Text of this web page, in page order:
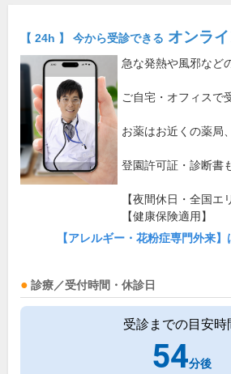
【 24h 】 今から受診できる オンラ
急な発熱や風邪など
ご自宅・オフィスで
お薬はお近くの薬局
登園許可証・診断書
【夜間休日・全国エ
【健康保険適用】
【アレルギー・花粉症専門外来】
診療／受付時間・休診日
受診までの目安時
54分後